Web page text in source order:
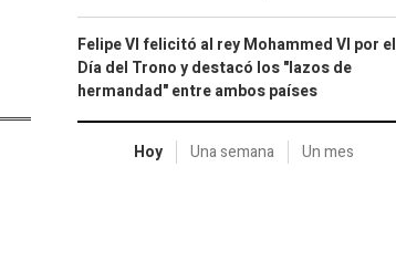
Felipe VI felicitó al rey Mohammed VI por el
Día del Trono y destacó los "lazos de
hermandad" entre ambos países
Hoy Una semana Un mes